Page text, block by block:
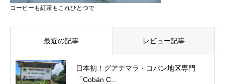
コーヒーも紅茶もこれひとつで
最近の記事 レビュー記事
日本初！グアテマラ・コバン地区専門
「Cobán C...